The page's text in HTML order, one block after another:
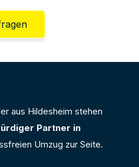
aus Hildesheim stehen
Partner in
Umzug zur Seite.